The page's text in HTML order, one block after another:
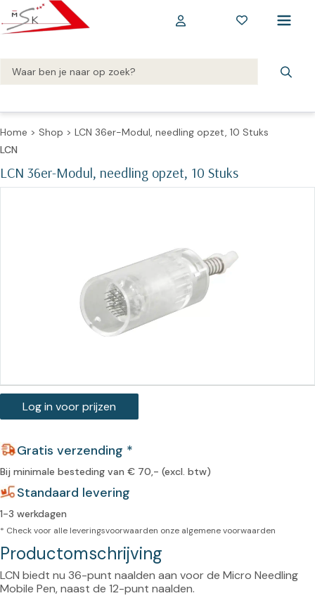
Home > Shop > LCN 36er-Modul, needling opzet, 10 Stuks
LCN 36er-Modul, needling opzet, 10 Stuks
LCN
Log in voor prijzen
Gratis verzending *
Bij minimale besteding van € 70,- (excl. btw)
Standaard levering
1-3 werkdagen
* Check voor alle leveringsvoorwaarden onze algemene voorwaarden
Productomschrijving
LCN biedt nu 36-punt naalden aan voor de Micro Needling